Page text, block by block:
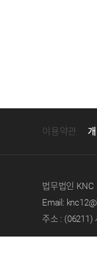
이용약관
법무법인 KNC
Email:
주소 : (06211)